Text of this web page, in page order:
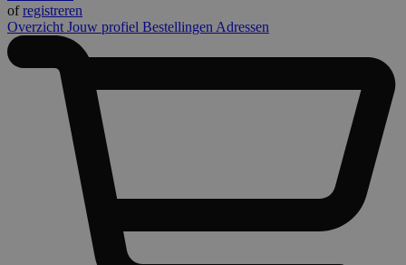
ofregistreren
Overzicht Jouw profiel Bestellingen Adressen